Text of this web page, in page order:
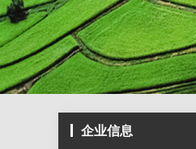
企业信息